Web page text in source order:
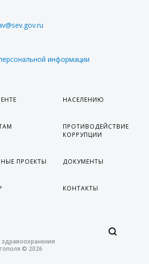
информации
НАСЕЛЕНИЮ
ПРОТИВОДЕЙСТВИЕ
КОРРУПЦИИ
ПРОЕКТЫ ДОКУМЕНТЫ
КОНТАКТЫ
© 2026